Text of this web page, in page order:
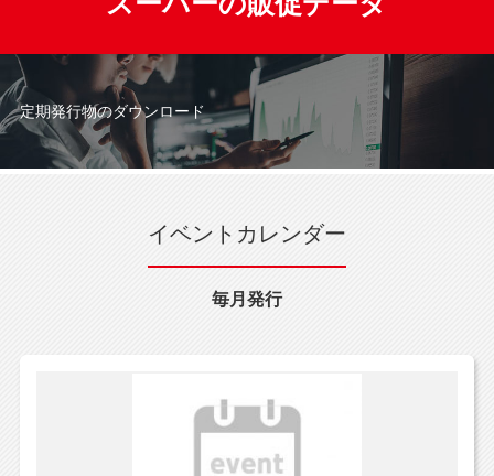
定期発行物のダウンロード
イベントカレンダー
毎月発行